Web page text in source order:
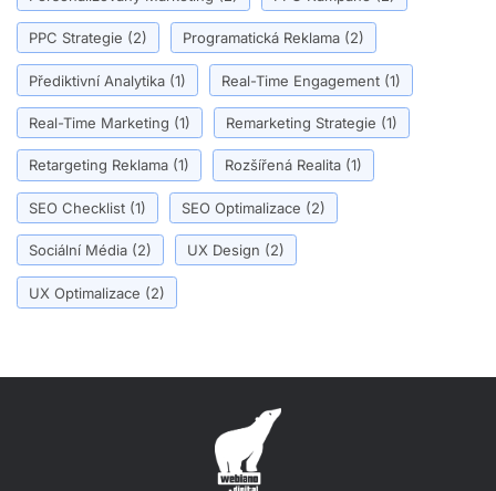
PPC Strategie (2) Programatická Reklama (2)
Přediktivní Analytika (1) Real-Time Engagement (1)
Real-Time Marketing (1) Remarketing Strategie (1)
Retargeting Reklama (1) Rozšířená Realita (1)
SEO Checklist (1) SEO Optimalizace (2)
Sociální Média (2) UX Design (2)
UX Optimalizace (2)